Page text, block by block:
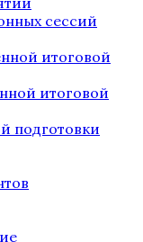
сессий
итоговой
итоговой
подготовки